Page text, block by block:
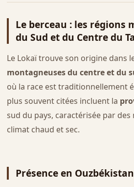
Le berceau : les régions
du Sud et du Centre du
Le Lokaï trouve son origine dans
montagneuses du centre et du
où la race est traditionnellement
plus souvent citées incluent la
sud du pays, caractérisée par
climat chaud et sec.
Présence en Ouzbékistan